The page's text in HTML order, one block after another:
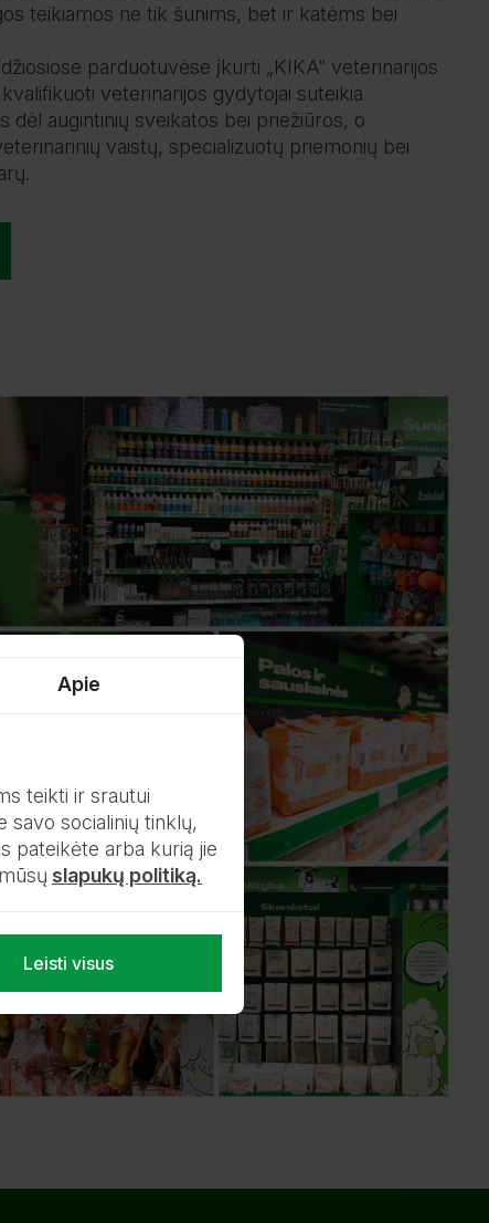
teikiamos ne tik šunims, bet ir katėms bei
parduotuvėse įkurti „KIKA“ veterinarijos
veterinarijos gydytojai suteikia
dėl augintinių sveikatos bei priežiūros, o
vaistų, specializuotų priemonių bei
Apie
teikti ir srautui
savo socialinių tinklų,
pateikėte arba kurią jie
slapukų politiką.
Leisti visus